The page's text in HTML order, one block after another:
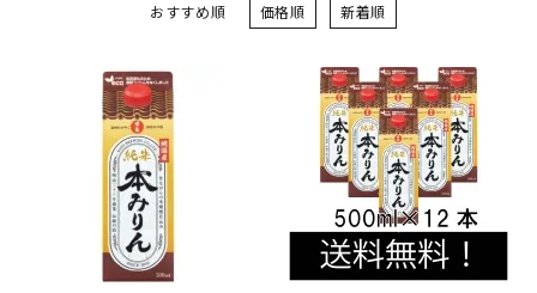
おすすめ順 価格順 新着順